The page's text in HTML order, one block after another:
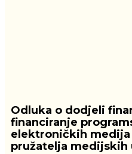
Odluka o dodjeli
financiranje
elektroničkih medija
pružatelja medijskih